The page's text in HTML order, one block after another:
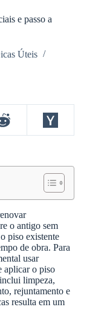
e passo a
Úteis
o antigo sem
piso existente
de obra. Para
usar
aplicar o piso
limpeza,
rejuntamento e
resulta em um